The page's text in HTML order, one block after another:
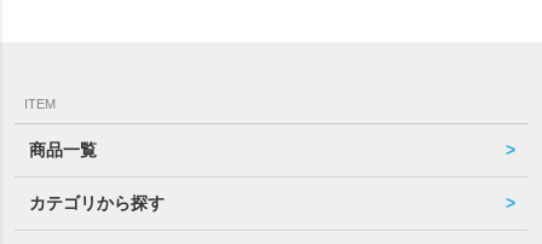
ITEM
商品一覧
カテゴリから探す